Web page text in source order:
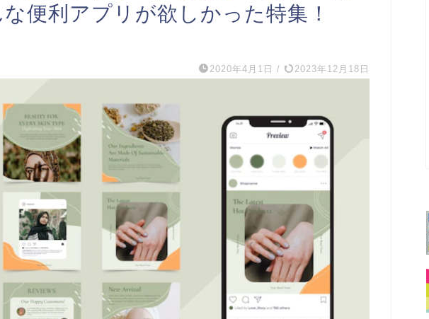
便利アプリが欲しかった特集！
2020年4月1日 / 2023年12月18日